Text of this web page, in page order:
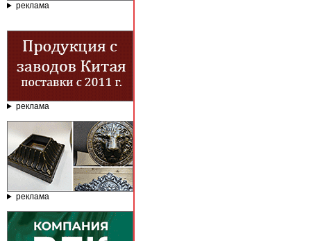
реклама
реклама
реклама